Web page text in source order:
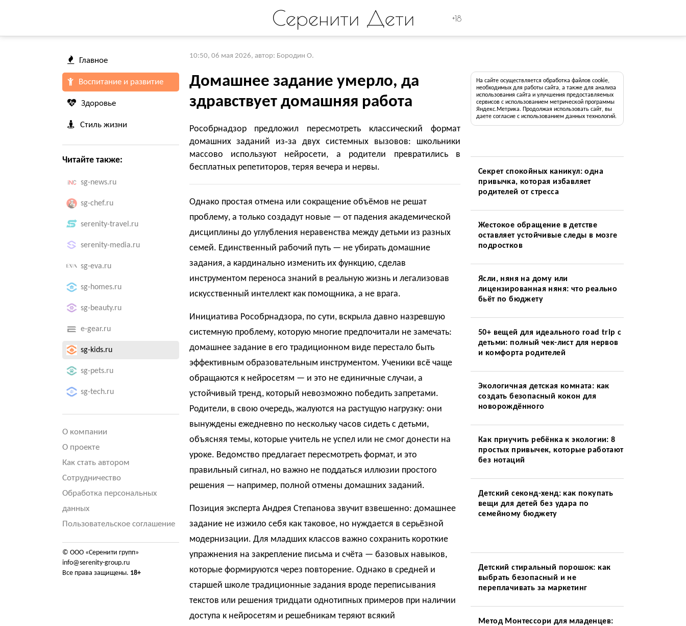
Серенити Дети +18
Главное
Воспитание и развитие
Здоровье
Стиль жизни
Читайте также:
sg-news.ru
sg-chef.ru
serenity-travel.ru
serenity-media.ru
sg-eva.ru
sg-homes.ru
sg-beauty.ru
e-gear.ru
sg-kids.ru
sg-pets.ru
sg-tech.ru
О компании
О проекте
Как стать автором
Сотрудничество
Обработка персональных
данных
Пользовательское соглашение
© ООО «Серенити групп»
info@serenity-group.ru
Все права защищены. 18+
10:50, 06 мая 2026, автор: Бородин О.
Домашнее задание умерло, да
здравствует домашняя работа
Рособрнадзор предложил пересмотреть классический формат
домашних заданий из‑за двух системных вызовов: школьники
массово используют нейросети, а родители превратились в
бесплатных репетиторов, теряя вечера и нервы.
Однако простая отмена или сокращение объёмов не решат
проблему, а только создадут новые — от падения академической
дисциплины до углубления неравенства между детьми из разных
семей. Единственный рабочий путь — не убирать домашние
задания, а кардинально изменить их функцию, сделав
инструментом переноса знаний в реальную жизнь и легализовав
искусственный интеллект как помощника, а не врага.
Инициатива Рособрнадзора, по сути, вскрыла давно назревшую
системную проблему, которую многие предпочитали не замечать:
домашнее задание в его традиционном виде перестало быть
эффективным образовательным инструментом. Ученики всё чаще
обращаются к нейросетям — и это не единичные случаи, а
устойчивый тренд, который невозможно победить запретами.
Родители, в свою очередь, жалуются на растущую нагрузку: они
вынуждены ежедневно по нескольку часов сидеть с детьми,
объясняя темы, которые учитель не успел или не смог донести на
уроке. Ведомство предлагает пересмотреть формат, и это
правильный сигнал, но важно не поддаться иллюзии простого
решения — например, полной отмены домашних заданий.
Позиция эксперта Андрея Степанова звучит взвешенно: домашнее
задание не изжило себя как таковое, но нуждается в серьёзной
модернизации. Для младших классов важно сохранить короткие
упражнения на закрепление письма и счёта — базовых навыков,
которые формируются через повторение. Однако в средней и
старшей школе традиционные задания вроде переписывания
текстов или решения тридцати однотипных примеров при наличии
доступа к нейросетям и решебникам теряют всякий
На сайте осуществляется обработка файлов cookie,
необходимых для работы сайта, а также для анализа
использования сайта и улучшения предоставляемых
сервисов с использованием метрической программы
Яндекс.Метрика. Продолжая использовать сайт, вы
даете согласие с использованием данных технологий.
Секрет спокойных каникул: одна
привычка, которая избавляет
родителей от стресса
Жестокое обращение в детстве
оставляет устойчивые следы в мозге
подростков
Ясли, няня на дому или
лицензированная няня: что реально
бьёт по бюджету
50+ вещей для идеального road trip с
детьми: полный чек-лист для нервов
и комфорта родителей
Экологичная детская комната: как
создать безопасный кокон для
новорождённого
Как приучить ребёнка к экологии: 8
простых привычек, которые работают
без нотаций
Детский секонд-хенд: как покупать
вещи для детей без удара по
семейному бюджету
Детский стиральный порошок: как
выбрать безопасный и не
переплачивать за маркетинг
Метод Монтессори для младенцев: